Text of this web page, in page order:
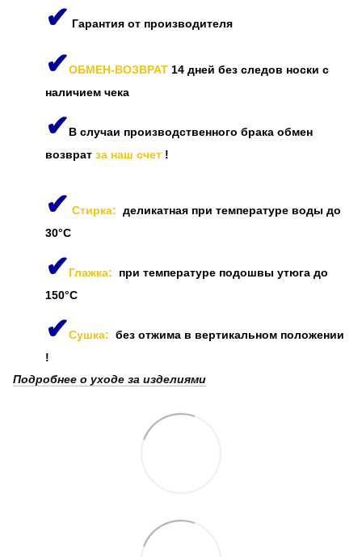
✔ Гарантия от производителя
✔ОБМЕН-ВОЗВРАТ 14 дней без следов носки с
наличием чека
✔В случаи производственного брака обмен
возврат за наш счет !
✔ Стирка: деликатная при температуре воды до
30°C
✔Глажка: при температуре подошвы утюга до
150°C
✔Сушка: без отжима в вертикальном положении
!
Подробнее о уходе за изделиями